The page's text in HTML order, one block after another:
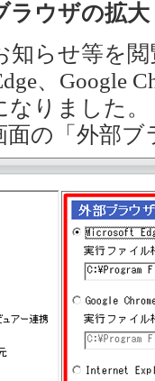
ラウザの拡大
らせ等を閲
、Google
りました。
の「外部ブ